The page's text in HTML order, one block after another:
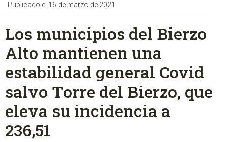
Publicado el 16 de marzo de 2021
Los municipios del Bierzo
Alto mantienen una
estabilidad general Covid
salvo Torre del Bierzo, que
eleva su incidencia a
236,51